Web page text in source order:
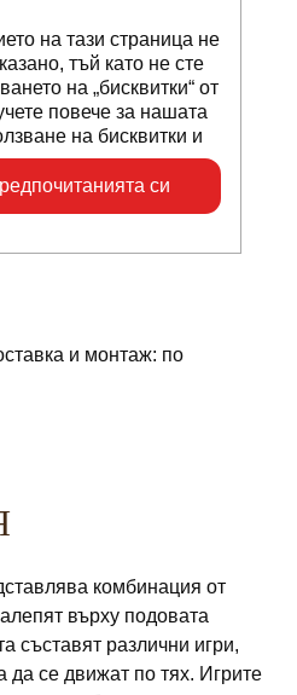
на тази страница не
тъй като не сте
на „бисквитки“ от
повече за нашата
на бисквитки и
си
и монтаж: по
комбинация от
върху подовата
съставят различни игри,
да се движат по тях. Игрите